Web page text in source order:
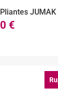
JUMAK
€